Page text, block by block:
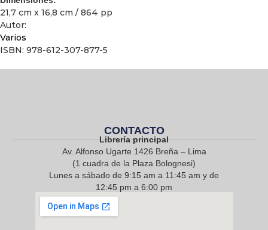
21,7 cm x 16,8 cm / 864 pp
Autor:
Varios
ISBN: 978-612-307-877-5
CONTACTO
Librería principal
Av. Alfonso Ugarte 1426 Breña – Lima
(1 cuadra de la Plaza Bolognesi)
Lunes a sábado de 9:15 am a 11:45 am y de
12:45 pm a 6:00 pm
968 217 912